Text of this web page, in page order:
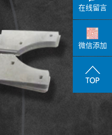
在线留言
微信添加